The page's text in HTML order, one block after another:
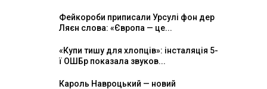
Фейкороби приписали Урсулі фон дер
Ляєн слова: «Європа — це...
«Купи тишу для хлопців»: інсталяція 5-
ї ОШБр показала звуков...
Кароль Навроцький — новий